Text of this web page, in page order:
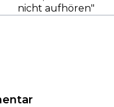
nicht aufhören"